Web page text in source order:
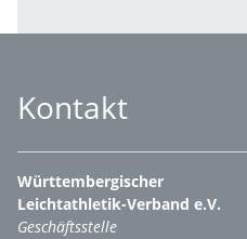
Kontakt
Württembergischer
Leichtathletik-Verband e.V.
Geschäftsstelle